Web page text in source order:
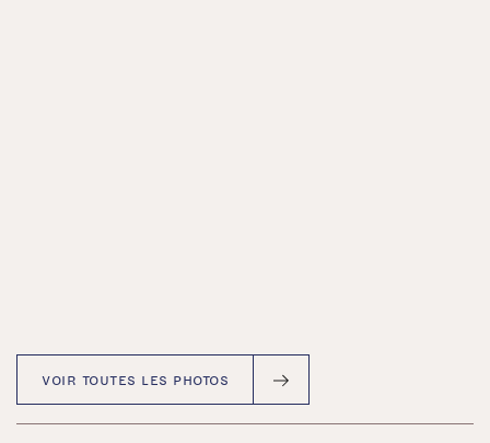
VOIR TOUTES LES PHOTOS